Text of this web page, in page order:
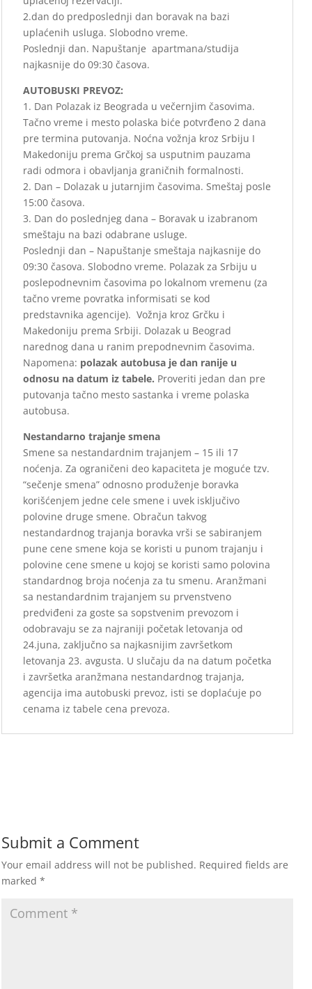
2.dan do predposlednji dan boravak na bazi
uplaćenih usluga. Slobodno vreme.
Poslednji dan. Napuštanje apartmana/studija
najkasnije do 09:30 časova.
AUTOBUSKI PREVOZ:
1. Dan Polazak iz Beograda u večernjim časovima.
Tačno vreme i mesto polaska biće potvrđeno 2 dana
pre termina putovanja. Noćna vožnja kroz Srbiju I
Makedoniju prema Grčkoj sa usputnim pauzama
radi odmora i obavljanja graničnih formalnosti.
2. Dan – Dolazak u jutarnjim časovima. Smeštaj posle
15:00 časova.
3. Dan do poslednjeg dana – Boravak u izabranom
smeštaju na bazi odabrane usluge.
Poslednji dan – Napuštanje smeštaja najkasnije do
09:30 časova. Slobodno vreme. Polazak za Srbiju u
poslepodnevnim časovima po lokalnom vremenu (za
tačno vreme povratka informisati se kod
predstavnika agencije). Vožnja kroz Grčku i
Makedoniju prema Srbiji. Dolazak u Beograd
narednog dana u ranim prepodnevnim časovima.
Napomena: polazak autobusa je dan ranije u
odnosu na datum iz tabele. Proveriti jedan dan pre
putovanja tačno mesto sastanka i vreme polaska
autobusa.
Nestandarno trajanje smena
Smene sa nestandardnim trajanjem – 15 ili 17
noćenja. Za ograničeni deo kapaciteta je moguće tzv.
“sečenje smena” odnosno produženje boravka
korišćenjem jedne cele smene i uvek isključivo
polovine druge smene. Obračun takvog
nestandardnog trajanja boravka vrši se sabiranjem
pune cene smene koja se koristi u punom trajanju i
polovine cene smene u kojoj se koristi samo polovina
standardnog broja noćenja za tu smenu. Aranžmani
sa nestandardnim trajanjem su prvenstveno
predviđeni za goste sa sopstvenim prevozom i
odobravaju se za najraniji početak letovanja od
24.juna, zaključno sa najkasnijim završetkom
letovanja 23. avgusta. U slučaju da na datum početka
i završetka aranžmana nestandardnog trajanja,
agencija ima autobuski prevoz, isti se doplaćuje po
cenama iz tabele cena prevoza.
Submit a Comment
Your email address will not be published. Required fields are
marked *